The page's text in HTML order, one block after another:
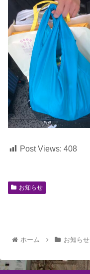
Post Views: 408
お知らせ
ホーム お知らせ